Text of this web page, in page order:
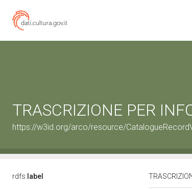
TRASCRIZIONE PER
https://w3id.org/arco/resource/
rdfs: label